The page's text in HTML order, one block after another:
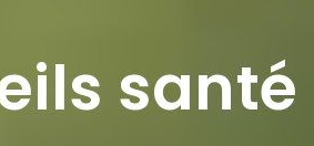
santé